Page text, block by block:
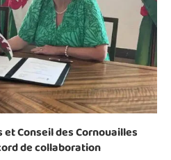
Conseil des Cornouailles
de collaboration